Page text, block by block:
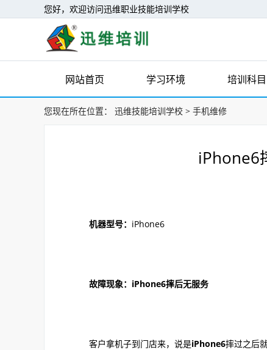
您好，欢迎访问迅维职业技能培训学校
网站首页 学习环境 培训科目
您现在所在位置： 迅维技能培训学校 > 手机维修
iPhone6
机器型号： iPhone6
故障现象：iPhone6摔后无服务
客户拿机子到门店来，说是iPhone6摔过之后